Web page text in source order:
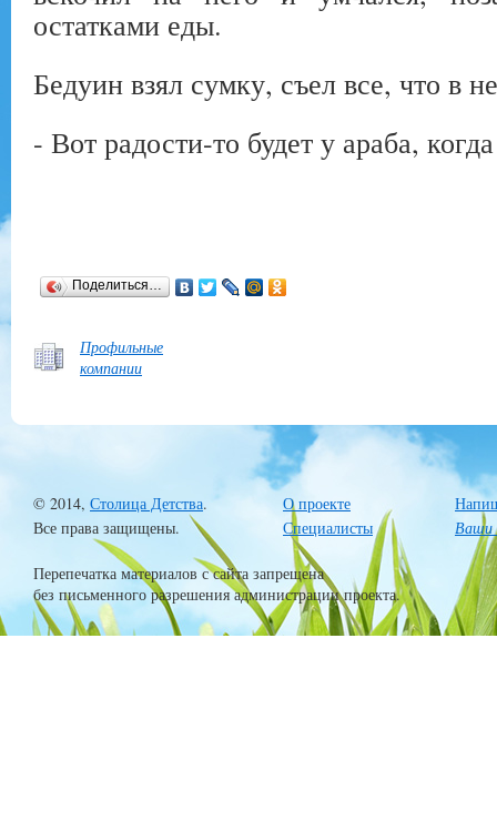
остатками еды.
Бедуин взял сумку, съел все, что в
- Вот радости-то будет у араба,
Поделиться…
Профильные
компании
© 2014, Столица Детства.
Все права защищены.
О проекте
Специалисты
Ваши
Перепечатка материалов с сайта запрещена
без письменного разрешения администрации проекта.